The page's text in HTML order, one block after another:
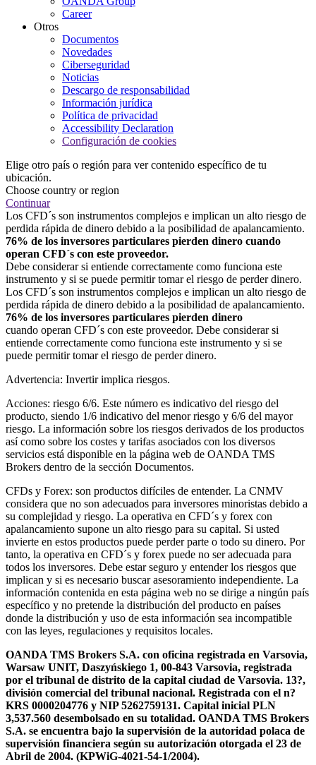
Career
Otros
Documentos
Novedades
Ciberseguridad
Noticias
Descargo de responsabilidad
Información jurídica
Política de privacidad
Accessibility Declaration
Configuración de cookies
Elige otro país o región para ver contenido específico de tu
ubicación.
Choose country or region
Continuar
Los CFD´s son instrumentos complejos e implican un alto riesgo de
perdida rápida de dinero debido a la posibilidad de apalancamiento.
76% de los inversores particulares pierden dinero cuando
operan CFD´s con este proveedor.
Debe considerar si entiende correctamente como funciona este
instrumento y si se puede permitir tomar el riesgo de perder dinero.
Los CFD´s son instrumentos complejos e implican un alto riesgo de
perdida rápida de dinero debido a la posibilidad de apalancamiento.
76% de los inversores particulares pierden dinero
cuando operan CFD´s con este proveedor. Debe considerar si
entiende correctamente como funciona este instrumento y si se
puede permitir tomar el riesgo de perder dinero.
Advertencia: Invertir implica riesgos.
Acciones: riesgo 6/6. Este número es indicativo del riesgo del
producto, siendo 1/6 indicativo del menor riesgo y 6/6 del mayor
riesgo. La información sobre los riesgos derivados de los productos
así como sobre los costes y tarifas asociados con los diversos
servicios está disponible en la página web de OANDA TMS
Brokers dentro de la sección Documentos.
CFDs y Forex: son productos difíciles de entender. La CNMV
considera que no son adecuados para inversores minoristas debido a
su complejidad y riesgo. La operativa en CFD´s y forex con
apalancamiento supone un alto riesgo para su capital. Si usted
invierte en estos productos puede perder parte o todo su dinero. Por
tanto, la operativa en CFD´s y forex puede no ser adecuada para
todos los inversores. Debe estar seguro y entender los riesgos que
implican y si es necesario buscar asesoramiento independiente. La
información contenida en esta página web no se dirige a ningún país
específico y no pretende la distribución del producto en países
donde la distribución y uso de esta información sea incompatible
con las leyes, regulaciones y requisitos locales.
OANDA TMS Brokers S.A. con oficina registrada en Varsovia,
Warsaw UNIT, Daszyńskiego 1, 00-843 Varsovia, registrada
por el tribunal de distrito de la capital ciudad de Varsovia. 13?,
división comercial del tribunal nacional. Registrada con el n?
KRS 0000204776 y NIP 5262759131. Capital inicial PLN
3,537.560 desembolsado en su totalidad. OANDA TMS Brokers
S.A. se encuentra bajo la supervisión de la autoridad polaca de
supervisión financiera según su autorización otorgada el 23 de
Abril de 2004. (KPWiG-4021-54-1/2004).